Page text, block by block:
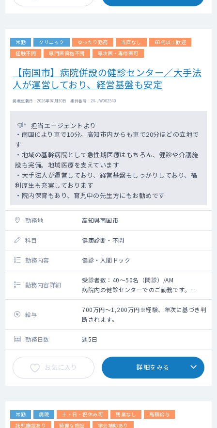
常勤 クリニック ゆったり勤務 当直なし
60代以上歓迎
経験不問
専門医資格不問 専攻医・専修医可
【南国市】病院併設の健診センター／大手法
人が運営しており、経営基盤も安定
掲載更新日 : 2026年07月30日 案件番号 : 24-JW002549
担当エージェントより
・南国ICより車で10分。高知市内からも車で20分ほどの立地で
す
・地域の基幹病院として急性期医療はもちろん、健診や介護施
設も完備。地域医療を支えています
・大手法人が運営しており、経営基盤もしっかりしており、福
利厚生も充実しております
・院内保育もあり、育児中の先生方にもお勧めです
勤務地 高知県南国市
科目 健康診断・不問
勤務内容 健診・人間ドック
勤務内容詳細
受診者数：40～50名（問診）/AM
病院内の健診センターでのご勤務です。
健診・人間ドックにおける、問診・聴診が中
心となります。
給与
700万円～1,200万円※経験、年次に基づき判
断されます。
勤務日数 週5日
お気に入り 詳細をみる
常勤 病院 土・日・祝休み可 残業なし
高額給与
託児施設あり
綺麗な施設 学会補助あり